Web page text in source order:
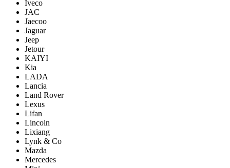
Iveco
JAC
Jaecoo
Jaguar
Jeep
Jetour
KAIYI
Kia
LADA
Lancia
Land Rover
Lexus
Lifan
Lincoln
Lixiang
Lynk & Co
Mazda
Mercedes